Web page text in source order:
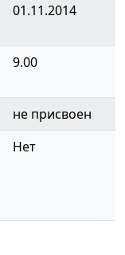
01.11.2014
9.00
не присвоен
Нет